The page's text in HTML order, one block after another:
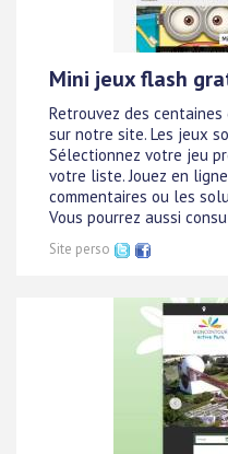
Mini jeux flash
Retrouvez des
sur notre site. Les jeux
Sélectionnez votre jeu
votre liste. Jouez en
commentaires ou les
Vous pourrez aussi
Site perso